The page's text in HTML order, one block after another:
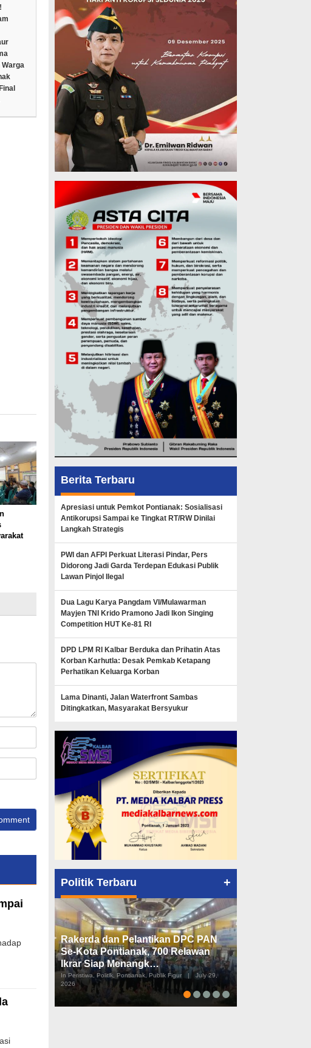
Warga
Berita Terbaru
Apresiasi untuk Pemkot Pontianak: Sosialisasi
Antikorupsi Sampai ke Tingkat RT/RW Dinilai
Langkah Strategis
PWI dan AFPI Perkuat Literasi Pindar, Pers
Didorong Jadi Garda Terdepan Edukasi Publik
Lawan Pinjol Ilegal
Dua Lagu Karya Pangdam VI/Mulawarman
Mayjen TNI Krido Pramono Jadi Ikon Singing
Competition HUT Ke-81 RI
DPD LPM RI Kalbar Berduka dan Prihatin Atas
Korban Karhutla: Desak Pemkab Ketapang
Perhatikan Keluarga Korban
Lama Dinanti, Jalan Waterfront Sambas
Ditingkatkan, Masyarakat Bersyukur
Politik Terbaru +
Rakerda dan Pelantikan DPC PAN
Se-Kota Pontianak, 700 Relawan
Ikrar Siap Menangk…
In Peristiwa, Politik, Pontianak, Publik Figur |
July 29,
2026